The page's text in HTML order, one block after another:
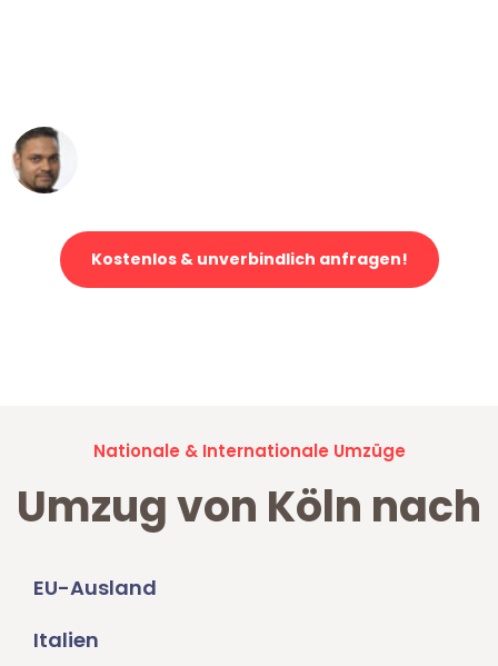
Kostenlos & unverbindlich anfragen!
Nationale & Internationale Umzüge
Umzug von Köln nach
EU-Ausland
Italien